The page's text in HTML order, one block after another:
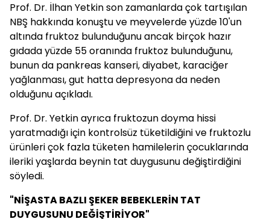
Prof. Dr. İlhan Yetkin son zamanlarda çok tartışılan
NBŞ hakkında konuştu ve meyvelerde yüzde 10'un
altında fruktoz bulunduğunu ancak birçok hazır
gıdada yüzde 55 oranında fruktoz bulunduğunu,
bunun da pankreas kanseri, diyabet, karaciğer
yağlanması, gut hatta depresyona da neden
olduğunu açıkladı.
Prof. Dr. Yetkin ayrıca fruktozun doyma hissi
yaratmadığı için kontrolsüz tüketildiğini ve fruktozlu
ürünleri çok fazla tüketen hamilelerin çocuklarında
ileriki yaşlarda beynin tat duygusunu değiştirdiğini
söyledi.
"NİŞASTA BAZLI ŞEKER BEBEKLERİN TAT
DUYGUSUNU DEĞİŞTİRİYOR"